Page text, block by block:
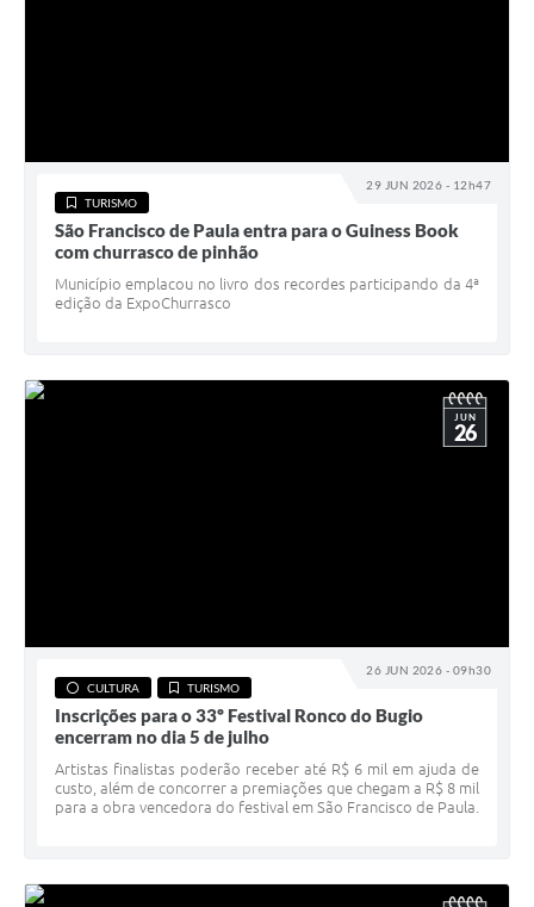
29 JUN 2026 - 12h47
TURISMO
São Francisco de Paula entra para o Guiness Book
com churrasco de pinhão
Município emplacou no livro dos recordes participando da 4ª
edição da ExpoChurrasco
26 JUN 2026 - 09h30
JUN
26
CULTURA TURISMO
Inscrições para o 33º Festival Ronco do Bugio
encerram no dia 5 de julho
Artistas finalistas poderão receber até R$ 6 mil em ajuda de
custo, além de concorrer a premiações que chegam a R$ 8 mil
para a obra vencedora do festival em São Francisco de Paula.